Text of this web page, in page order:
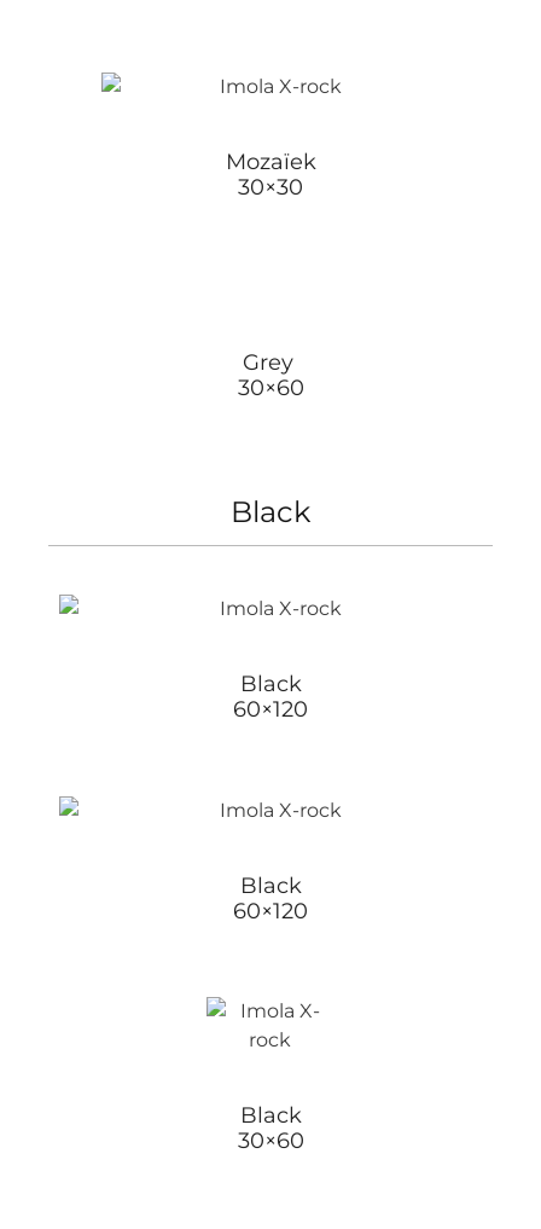
Mozaïek
30×30
Grey
30×60
Black
Black
60×120
Black
60×120
Black
30×60